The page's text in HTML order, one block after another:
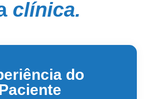
clínica.
do
Paciente